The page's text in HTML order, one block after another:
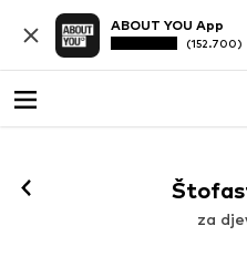
ABOUT YOU App
(152.700)
za